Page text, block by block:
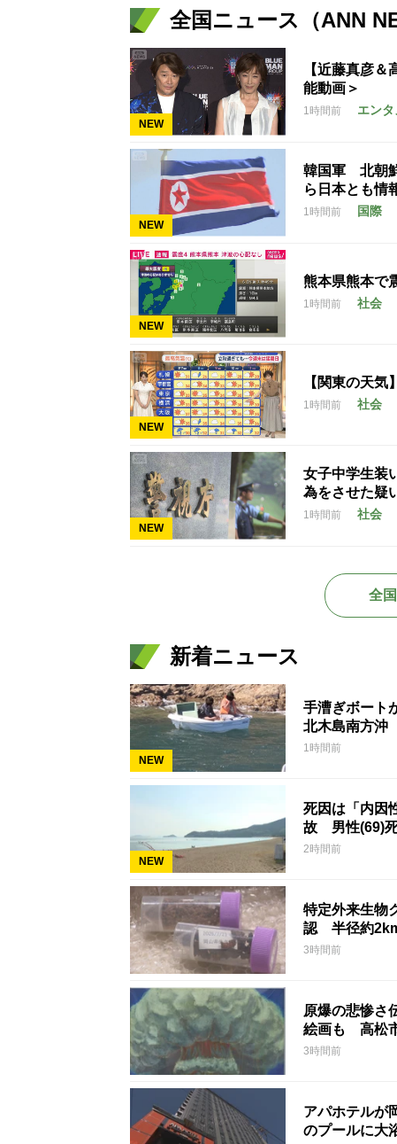
全国ニュース（ANN
NEW
【近藤真彦
能動画＞
1時間前 エンタ
NEW
韓国軍 北朝
ら日本とも情
1時間前 国際
NEW
熊本県熊本で
1時間前 社会
NEW
【関東の天
1時間前 社会
NEW
女子中学生装
為をさせた疑
1時間前 社会
全
新着ニュース
NEW
手漕ぎボート
北木島南方沖
1時間前
NEW
死因は「内因
故 男性(69)
2時間前
特定外来生物
認 半径約
3時間前
原爆の悲惨さ
絵画も 高松
3時間前
アパホテルが
のプールに大